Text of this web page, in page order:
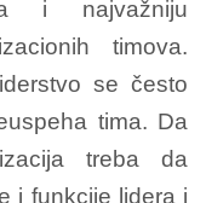
i najvažniju
timova.
se često
tima. Da
treba da
i funkcije lidera i